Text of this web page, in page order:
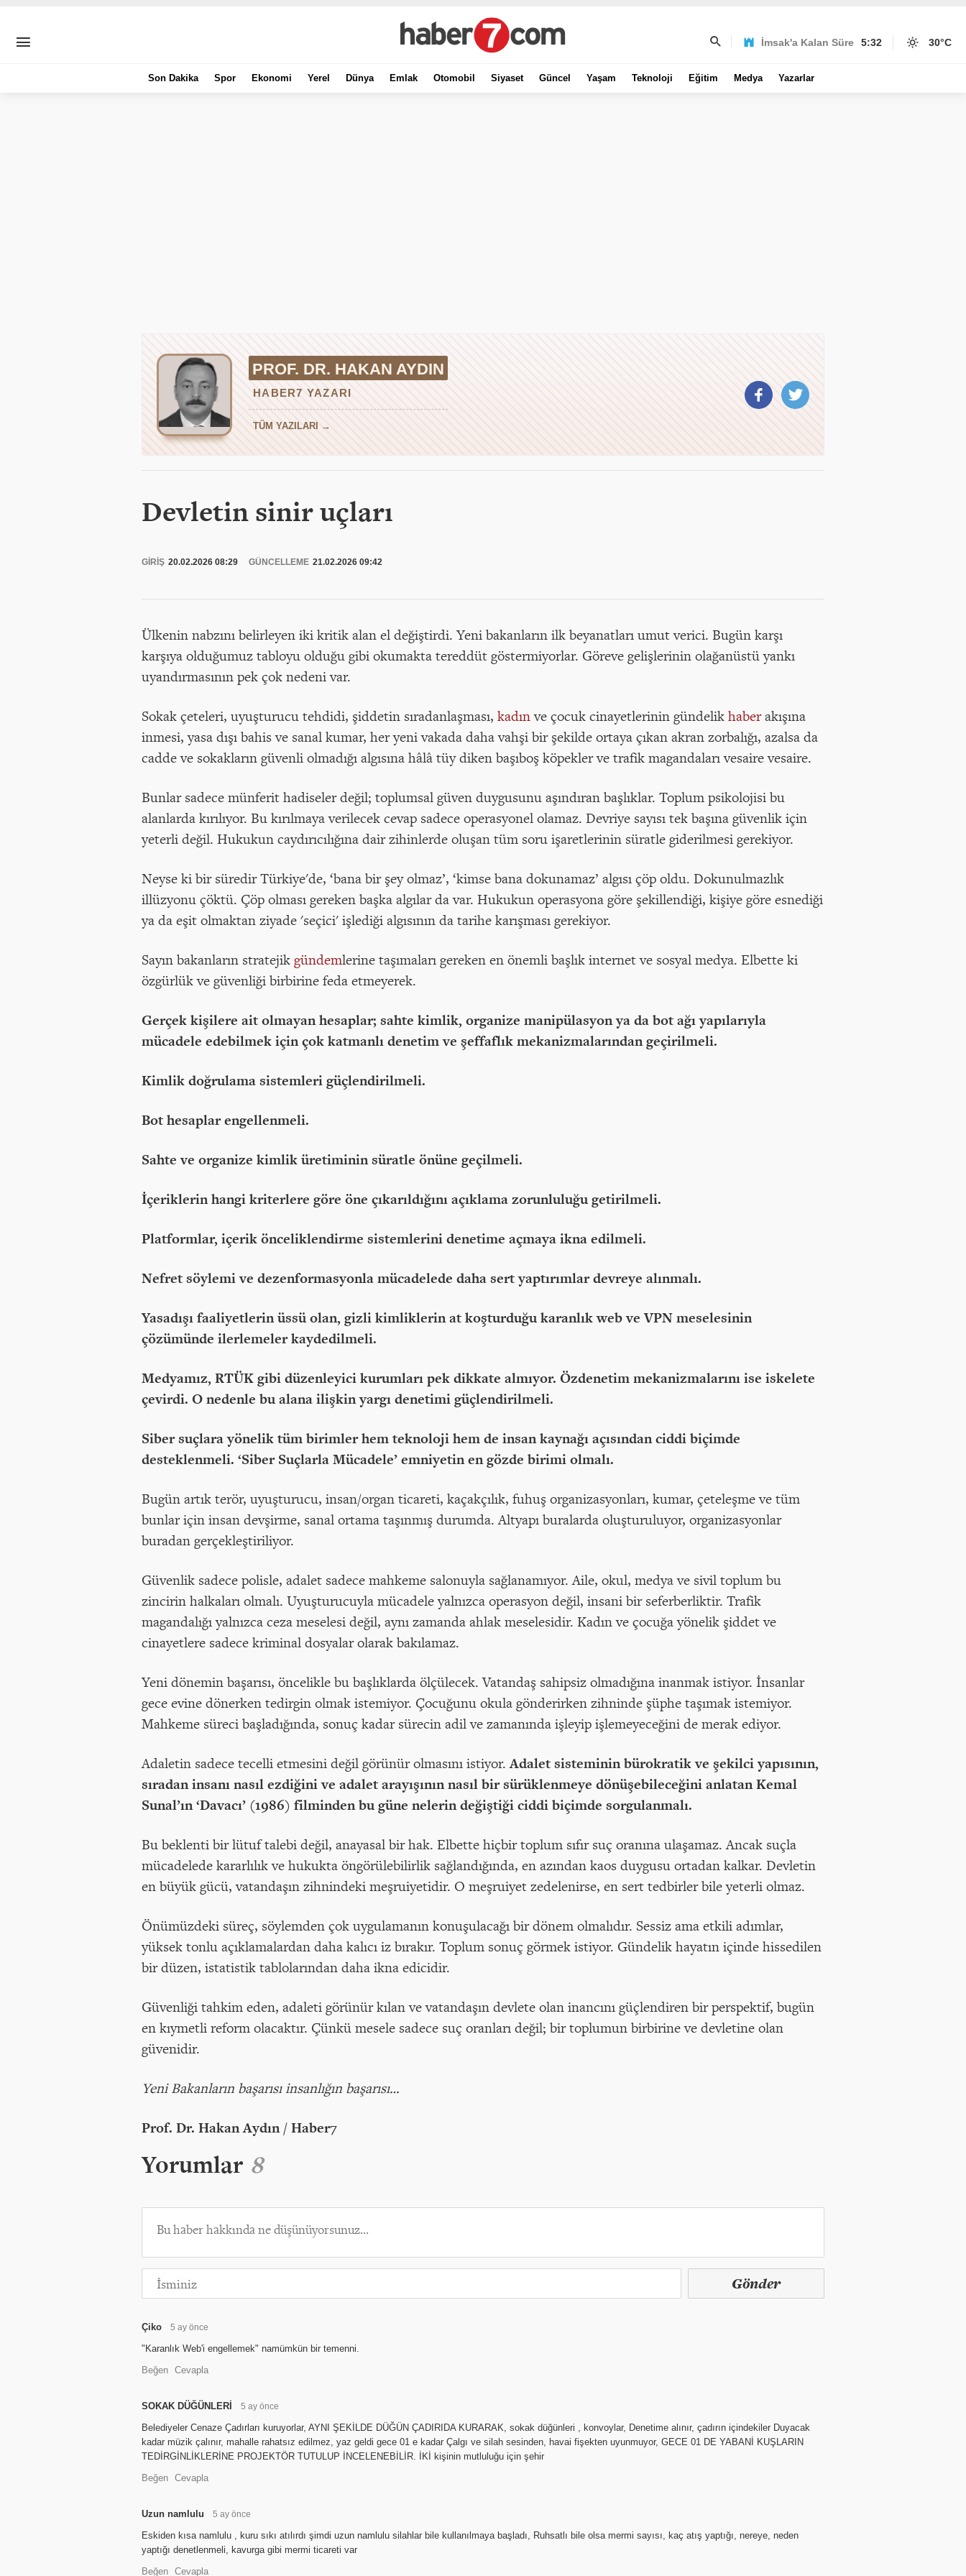
İmsak'a Kalan Süre 5:32 30°C
Son Dakika Spor Ekonomi Yerel Dünya Emlak Otomobil Siyaset Güncel Yaşam Teknoloji Eğitim Medya Yazarlar
PROF. DR. HAKAN AYDIN
HABER7 YAZARI
TÜM YAZILARI →
Devletin sinir uçları
GİRİŞ 20.02.2026 08:29 GÜNCELLEME 21.02.2026 09:42
Ülkenin nabzını belirleyen iki kritik alan el değiştirdi. Yeni bakanların ilk beyanatları umut verici. Bugün karşı
karşıya olduğumuz tabloyu olduğu gibi okumakta tereddüt göstermiyorlar. Göreve gelişlerinin olağanüstü yankı
uyandırmasının pek çok nedeni var.
Sokak çeteleri, uyuşturucu tehdidi, şiddetin sıradanlaşması, kadınve çocuk cinayetlerinin gündelikhaberakışına
inmesi, yasa dışı bahis ve sanal kumar, her yeni vakada daha vahşi bir şekilde ortaya çıkan akran zorbalığı, azalsa da
cadde ve sokakların güvenli olmadığı algısına hâlâ tüy diken başıboş köpekler ve trafik magandaları vesaire vesaire.
Bunlar sadece münferit hadiseler değil; toplumsal güven duygusunu aşındıran başlıklar. Toplum psikolojisi bu
alanlarda kırılıyor. Bu kırılmaya verilecek cevap sadece operasyonel olamaz. Devriye sayısı tek başına güvenlik için
yeterli değil. Hukukun caydırıcılığına dair zihinlerde oluşan tüm soru işaretlerinin süratle giderilmesi gerekiyor.
Neyse ki bir süredir Türkiye'de, ‘bana bir şey olmaz’, ‘kimse bana dokunamaz’ algısı çöp oldu. Dokunulmazlık
illüzyonu çöktü. Çöp olması gereken başka algılar da var. Hukukun operasyona göre şekillendiği, kişiye göre esnediği
ya da eşit olmaktan ziyade 'seçici' işlediği algısının da tarihe karışması gerekiyor.
Sayın bakanların stratejikgündemlerine taşımaları gereken en önemli başlık internet ve sosyal medya. Elbette ki
özgürlük ve güvenliği birbirine feda etmeyerek.
Gerçek kişilere ait olmayan hesaplar; sahte kimlik, organize manipülasyon ya da bot ağı yapılarıyla
mücadele edebilmek için çok katmanlı denetim ve şeffaflık mekanizmalarından geçirilmeli.
Kimlik doğrulama sistemleri güçlendirilmeli.
Bot hesaplar engellenmeli.
Sahte ve organize kimlik üretiminin süratle önüne geçilmeli.
İçeriklerin hangi kriterlere göre öne çıkarıldığını açıklama zorunluluğu getirilmeli.
Platformlar, içerik önceliklendirme sistemlerini denetime açmaya ikna edilmeli.
Nefret söylemi ve dezenformasyonla mücadelede daha sert yaptırımlar devreye alınmalı.
Yasadışı faaliyetlerin üssü olan, gizli kimliklerin at koşturduğu karanlık web ve VPN meselesinin
çözümünde ilerlemeler kaydedilmeli.
Medyamız, RTÜK gibi düzenleyici kurumları pek dikkate almıyor. Özdenetim mekanizmalarını ise iskelete
çevirdi. O nedenle bu alana ilişkin yargı denetimi güçlendirilmeli.
Siber suçlara yönelik tüm birimler hem teknoloji hem de insan kaynağı açısından ciddi biçimde
desteklenmeli. ‘Siber Suçlarla Mücadele’ emniyetin en gözde birimi olmalı.
Bugün artık terör, uyuşturucu, insan/organ ticareti, kaçakçılık, fuhuş organizasyonları, kumar, çeteleşme ve tüm
bunlar için insan devşirme, sanal ortama taşınmış durumda. Altyapı buralarda oluşturuluyor, organizasyonlar
buradan gerçekleştiriliyor.
Güvenlik sadece polisle, adalet sadece mahkeme salonuyla sağlanamıyor. Aile, okul, medya ve sivil toplum bu
zincirin halkaları olmalı. Uyuşturucuyla mücadele yalnızca operasyon değil, insani bir seferberliktir. Trafik
magandalığı yalnızca ceza meselesi değil, aynı zamanda ahlak meselesidir. Kadın ve çocuğa yönelik şiddet ve
cinayetlere sadece kriminal dosyalar olarak bakılamaz.
Yeni dönemin başarısı, öncelikle bu başlıklarda ölçülecek. Vatandaş sahipsiz olmadığına inanmak istiyor. İnsanlar
gece evine dönerken tedirgin olmak istemiyor. Çocuğunu okula gönderirken zihninde şüphe taşımak istemiyor.
Mahkeme süreci başladığında, sonuç kadar sürecin adil ve zamanında işleyip işlemeyeceğini de merak ediyor.
Adaletin sadece tecelli etmesini değil görünür olmasını istiyor.Adalet sisteminin bürokratik ve şekilci yapısının,
sıradan insanı nasıl ezdiğini ve adalet arayışının nasıl bir sürüklenmeye dönüşebileceğini anlatan Kemal
Sunal’ın ‘Davacı’ (1986) filminden bu güne nelerin değiştiği ciddi biçimde sorgulanmalı.
Bu beklenti bir lütuf talebi değil, anayasal bir hak. Elbette hiçbir toplum sıfır suç oranına ulaşamaz. Ancak suçla
mücadelede kararlılık ve hukukta öngörülebilirlik sağlandığında, en azından kaos duygusu ortadan kalkar. Devletin
en büyük gücü, vatandaşın zihnindeki meşruiyetidir. O meşruiyet zedelenirse, en sert tedbirler bile yeterli olmaz.
Önümüzdeki süreç, söylemden çok uygulamanın konuşulacağı bir dönem olmalıdır. Sessiz ama etkili adımlar,
yüksek tonlu açıklamalardan daha kalıcı iz bırakır. Toplum sonuç görmek istiyor. Gündelik hayatın içinde hissedilen
bir düzen, istatistik tablolarından daha ikna edicidir.
Güvenliği tahkim eden, adaleti görünür kılan ve vatandaşın devlete olan inancını güçlendiren bir perspektif, bugün
en kıymetli reform olacaktır. Çünkü mesele sadece suç oranları değil; bir toplumun birbirine ve devletine olan
güvenidir.
Yeni Bakanların başarısı insanlığın başarısı…
Prof. Dr. Hakan Aydın / Haber7
Yorumlar 8
Gönder
Çiko 5 ay önce
"Karanlık Web'i engellemek" namümkün bir temenni.
Beğen Cevapla
SOKAK DÜĞÜNLERİ 5 ay önce
Belediyeler Cenaze Çadırları kuruyorlar, AYNI ŞEKİLDE DÜĞÜN ÇADIRIDA KURARAK, sokak düğünleri , konvoylar, Denetime alınır, çadırın içindekiler Duyacak
kadar müzik çalınır, mahalle rahatsız edilmez, yaz geldi gece 01 e kadar Çalgı ve silah sesinden, havai fişekten uyunmuyor, GECE 01 DE YABANİ KUŞLARIN
TEDİRGİNLİKLERİNE PROJEKTÖR TUTULUP İNCELENEBİLİR. İKİ kişinin mutluluğu için şehir
Beğen Cevapla
Uzun namlulu 5 ay önce
Eskiden kısa namlulu , kuru sıkı atılırdı şimdi uzun namlulu silahlar bile kullanılmaya başladı, Ruhsatlı bile olsa mermi sayısı, kaç atış yaptığı, nereye, neden
yaptığı denetlenmeli, kavurga gibi mermi ticareti var
Beğen Cevapla